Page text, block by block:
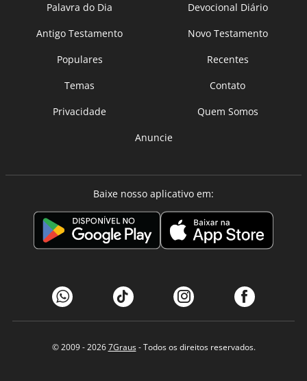
Palavra do Dia
Devocional Diário
Antigo Testamento
Novo Testamento
Populares
Recentes
Temas
Contato
Privacidade
Quem Somos
Anuncie
Baixe nosso aplicativo em:
© 2009 - 20267Graus- Todos os direitos reservados.